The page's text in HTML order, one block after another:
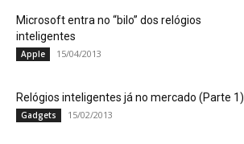
Microsoft entra no “bilo” dos relógios
inteligentes
Apple 15/04/2013
Relógios inteligentes já no mercado (Parte 1)
Gadgets 15/02/2013